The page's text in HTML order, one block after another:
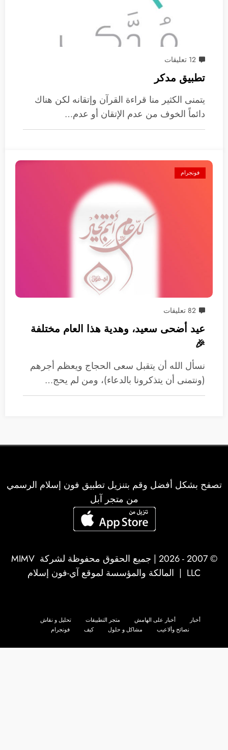
12 تعليقات
تطبيق مدكر
يتمنى الكثير منا قراءة القرآن وإتقانه لكن هناك
دائماً الخوف من عدم الإتقان أو عدم…
فونجرام
82 تعليقات
عيد أضحى سعيد، وهدية هذا العام مختلفة
🎉
نسأل الله أن يتقبل سعى الحجاج ويعظم أجرهم
(ونتمنى أن يتذكرونا بالدعاء)، ومن لم يحج…
تصفح بشكل أفضل وقم بتنزيل تطبيق فون إسلام الرسمي
من متجر آبل
© 2007 - 2026 | جميع الحقوق محفوظة لشركة
MIMV
LLC | المالكة والمؤسسة لموقع آي-فون إسلام
أخبار أخبار على الهامش متجر التطبيقات
تحليل و نقاش
نصائح وألاعيب
مشاكل و حلول كيف فونجرام